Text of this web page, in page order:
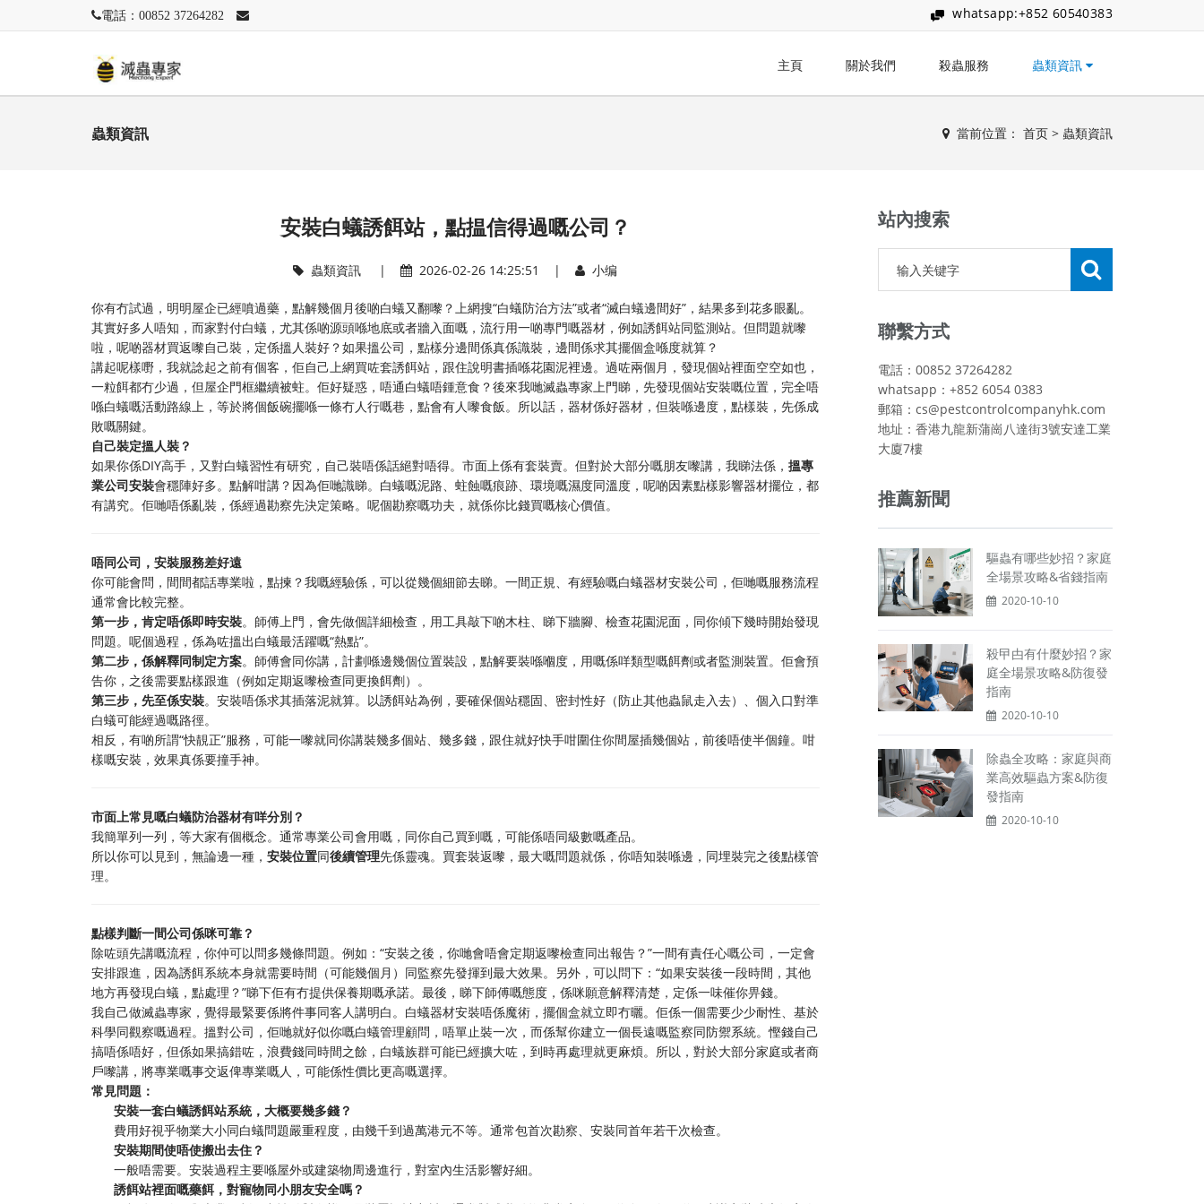
電話：00852 37264282 whatsapp:+852 60540383
主頁 關於我們 殺蟲服務 蟲類資訊
蟲類資訊 當前位置： 首页 > 蟲類資訊
安裝白蟻誘餌站，點揾信得過嘅公司？
蟲類資訊 | 2026-02-26 14:25:51 | 小编
你有冇試過，明明屋企已經噴過藥，點解幾個月後啲白蟻又翻嚟？上網搜“白蟻防治方法”或者“滅白蟻邊間好”，結果多到花多眼亂。
其實好多人唔知，而家對付白蟻，尤其係啲源頭喺地底或者牆入面嘅，流行用一啲專門嘅器材，例如誘餌站同監測站。但問題就嚟
啦，呢啲器材買返嚟自己裝，定係搵人裝好？如果搵公司，點樣分邊間係真係識裝，邊間係求其擺個盒喺度就算？
講起呢樣嘢，我就諗起之前有個客，佢自己上網買咗套誘餌站，跟住說明書插喺花園泥裡邊。過咗兩個月，發現個站裡面空空如也，
一粒餌都冇少過，但屋企門框繼續被蛀。佢好疑惑，唔通白蟻唔鍾意食？後來我哋滅蟲專家上門睇，先發現個站安裝嘅位置，完全唔
喺白蟻嘅活動路線上，等於將個飯碗擺喺一條冇人行嘅巷，點會有人嚟食飯。所以話，器材係好器材，但裝喺邊度，點樣裝，先係成
敗嘅關鍵。
自己裝定搵人裝？
如果你係DIY高手，又對白蟻習性有研究，自己裝唔係話絕對唔得。市面上係有套裝賣。但對於大部分嘅朋友嚟講，我睇法係， 搵專
業公司安裝會穩陣好多。點解咁講？因為佢哋識睇。白蟻嘅泥路、蛀蝕嘅痕跡、環境嘅濕度同溫度，呢啲因素點樣影響器材擺位，都
有講究。佢哋唔係亂裝，係經過勘察先決定策略。呢個勘察嘅功夫，就係你比錢買嘅核心價值。
唔同公司，安裝服務差好遠
你可能會問，間間都話專業啦，點揀？我嘅經驗係，可以從幾個細節去睇。一間正規、有經驗嘅白蟻器材安裝公司，佢哋嘅服務流程
通常會比較完整。
第一步，肯定唔係即時安裝。師傅上門，會先做個詳細檢查，用工具敲下啲木柱、睇下牆腳、檢查花園泥面，同你傾下幾時開始發現
問題。呢個過程，係為咗搵出白蟻最活躍嘅“熱點”。
第二步，係解釋同制定方案。師傅會同你講，計劃喺邊幾個位置裝設，點解要裝喺嗰度，用嘅係咩類型嘅餌劑或者監測裝置。佢會預
告你，之後需要點樣跟進（例如定期返嚟檢查同更換餌劑）。
第三步，先至係安裝。安裝唔係求其插落泥就算。以誘餌站為例，要確保個站穩固、密封性好（防止其他蟲鼠走入去）、個入口對準
白蟻可能經過嘅路徑。
相反，有啲所謂“快靚正”服務，可能一嚟就同你講裝幾多個站、幾多錢，跟住就好快手咁圍住你間屋插幾個站，前後唔使半個鐘。咁
樣嘅安裝，效果真係要撞手神。
市面上常見嘅白蟻防治器材有咩分別？
我簡單列一列，等大家有個概念。通常專業公司會用嘅，同你自己買到嘅，可能係唔同級數嘅產品。
所以你可以見到，無論邊一種， 安裝位置同後續管理先係靈魂。買套裝返嚟，最大嘅問題就係，你唔知裝喺邊，同埋裝完之後點樣管
理。
點樣判斷一間公司係咪可靠？
除咗頭先講嘅流程，你仲可以問多幾條問題。例如：“安裝之後，你哋會唔會定期返嚟檢查同出報告？”一間有責任心嘅公司，一定會
安排跟進，因為誘餌系統本身就需要時間（可能幾個月）同監察先發揮到最大效果。另外，可以問下：“如果安裝後一段時間，其他
地方再發現白蟻，點處理？”睇下佢有冇提供保養期嘅承諾。最後，睇下師傅嘅態度，係咪願意解釋清楚，定係一味催你畀錢。
我自己做滅蟲專家，覺得最緊要係將件事同客人講明白。白蟻器材安裝唔係魔術，擺個盒就立即冇曬。佢係一個需要少少耐性、基於
科學同觀察嘅過程。搵對公司，佢哋就好似你嘅白蟻管理顧問，唔單止裝一次，而係幫你建立一個長遠嘅監察同防禦系統。慳錢自己
搞唔係唔好，但係如果搞錯咗，浪費錢同時間之餘，白蟻族群可能已經擴大咗，到時再處理就更麻煩。所以，對於大部分家庭或者商
戶嚟講，將專業嘅事交返俾專業嘅人，可能係性價比更高嘅選擇。
常見問題：
安裝一套白蟻誘餌站系統，大概要幾多錢？
費用好視乎物業大小同白蟻問題嚴重程度，由幾千到過萬港元不等。通常包首次勘察、安裝同首年若干次檢查。
安裝期間使唔使搬出去住？
一般唔需要。安裝過程主要喺屋外或建築物周邊進行，對室內生活影響好細。
誘餌站裡面嘅藥餌，對寵物同小朋友安全嗎？
站內搜索
聯繫方式
電話：00852 37264282
whatsapp：+852 6054 0383
郵箱：cs@pestcontrolcompanyhk.com
地址：香港九龍新蒲崗八達街3號安達工業
大廈7樓
推薦新聞
驅蟲有哪些妙招？家庭
全場景攻略&省錢指南
2020-10-10
殺曱甴有什麼妙招？家
庭全場景攻略&防復發
指南
2020-10-10
除蟲全攻略：家庭與商
業高效驅蟲方案&防復
發指南
2020-10-10